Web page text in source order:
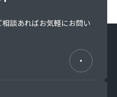
相談あればお気軽にお問い